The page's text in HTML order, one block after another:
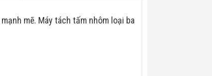
mẽ. Máy tách tấm nhôm loại ba